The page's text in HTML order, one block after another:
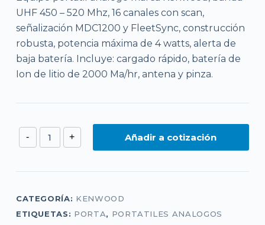
UHF 450 – 520 Mhz, 16 canales con scan,
señalización MDC1200 y FleetSync, construcción
robusta, potencia máxima de 4 watts, alerta de
baja batería. Incluye: cargado rápido, batería de
Ion de litio de 2000 Ma/hr, antena y pinza.
-
TK3402
UHF
+ Añadir a cotización
CATEGORÍA: KENWOOD
ETIQUETAS: PORTA, PORTATILES ANALOGOS